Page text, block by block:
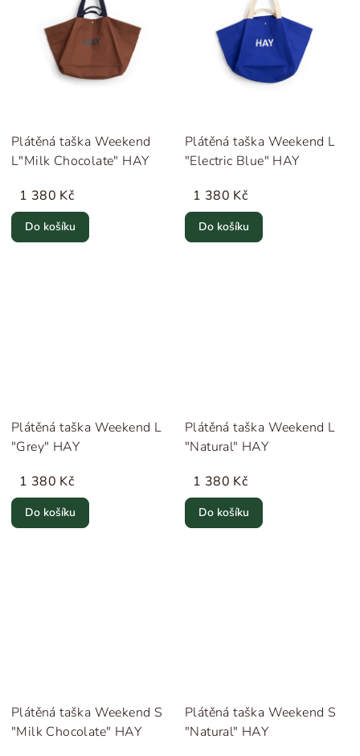
Plátěná taška Weekend
L"Milk Chocolate" HAY
1 380 Kč
Do košíku
Plátěná taška Weekend L
"Electric Blue" HAY
1 380 Kč
Do košíku
Plátěná taška Weekend L
"Grey" HAY
1 380 Kč
Do košíku
Plátěná taška Weekend L
"Natural" HAY
1 380 Kč
Do košíku
Plátěná taška Weekend S
"Milk Chocolate" HAY
Plátěná taška Weekend S
"Natural" HAY